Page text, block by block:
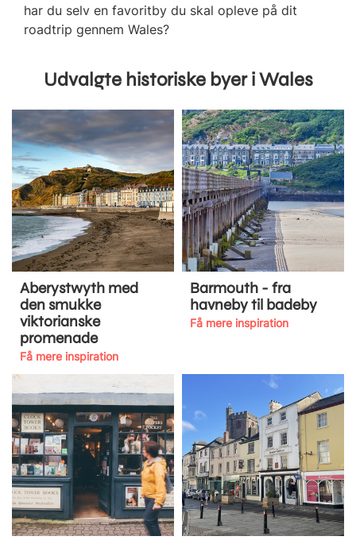
har du selv en favoritby du skal opleve på dit
roadtrip gennem Wales?
Udvalgte historiske byer i Wales
Aberystwyth med
den smukke
viktorianske
promenade
Få mere inspiration
Barmouth - fra
havneby til badeby
Få mere inspiration